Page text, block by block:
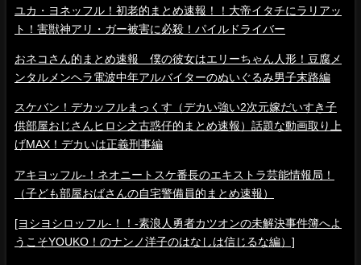
ユカ・ヨネッフル！初老的まとめ速報！！大帝イタチにラリアッ
ト！害獣神アリ・ガー被害に必殺！パイルドライバー
おネコさん的まとめ速報 僕の彼女はエリーちゃん人形！豆腐メ
ンタルメンヘラ電波中年アルバイターのぬいぐるみ男子末路編
スケバン！デカッフルまっくす（デカい強い2次元嫁だいすき子
供部屋おじさんヒロシ之古惑仔的まとめ速報）話題な動画取り上
げMAX！デカいは正義刑事編
アキヨッフル-！ネオニートスケ番長のエキストラ芸能情報局！
（子ども部屋おばさんの自宅警備員的まとめ速報）
[ヨシヨシロッフル-！！-素浪人勇者カツオンの未解決事件簿へよ
うこそYOUKO！のナンノ洋子のはなしは信じるな編）]